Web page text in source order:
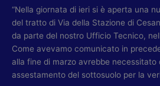
“Nella giornata di ieri si è aperta una
del tratto di Via della Stazione di
da parte del nostro Ufficio Tecnico,
Come avevamo comunicato in
alla fine di marzo avrebbe necessitato
assestamento del sottosuolo per la
CESANO